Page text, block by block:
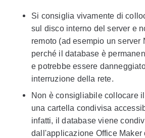
Si consiglia vivamente di
sul disco interno del server e
remoto (ad esempio un server
perché il database è
e potrebbe essere
interruzione della rete.
Non è consigliabile collocare
una cartella condivisa
infatti, il database viene
dall'applicazione Office Maker